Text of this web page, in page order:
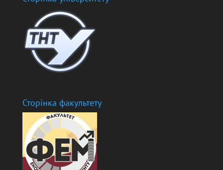
Сторінка факультету